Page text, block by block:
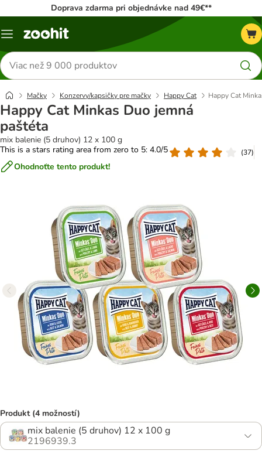
Doprava zdarma pri objednávke nad 49€**
Kategórie
Hľadať
produkty
Mačky Konzervy/kapsičky pre mačky Happy Cat Happy Cat
Happy Cat Minkas Duo jemná
paštéta
mix balenie (5 druhov) 12 x 100 g
This is a stars rating area from zero to 5: 4.0/5
(37)
Ohodnoťte tento produkt!
Produkt (4 možností)
mix balenie (5 druhov) 12 x 100 g
2196939.3